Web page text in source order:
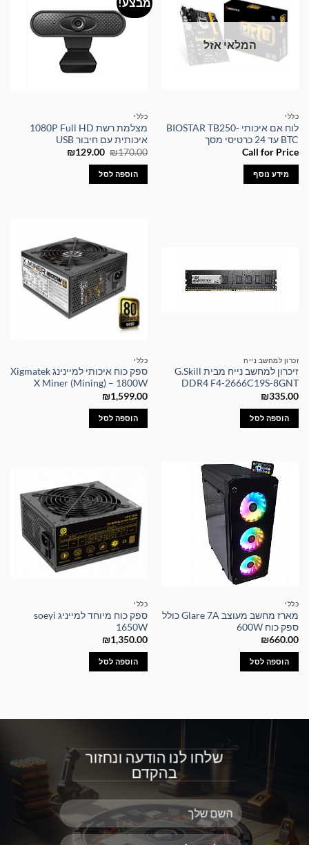
המלאי אזל
כללי
לוח אם איכותי BIOSTAR TB250-
BTC עד 24 כרטיסי מסך
Call for Price
מידע נוסף
כללי
מצלמת רשת 1080P Full HD
איכותית עם חיבור USB
₪170.00
המחיר
היה:
₪170.00.
₪129.00
המחיר
הוספה לסל
זכרון למחשב נייח
זיכרון למחשב נייח מבית G.Skill
DDR4 F4-2666C19S-8GNT
₪335.00
הוספה לסל
כללי
ספק כוח איכותי למיינינג Xigmatek
X Miner (Mining) – 1800W
₪1,599.00
הוספה לסל
כללי
מארז מחשב מעוצב Glare 7A כולל
ספק כוח 600W
₪660.00
הוספה לסל
כללי
ספק כוח מיוחד למייניג soeyi
1650W
₪1,350.00
הוספה לסל
שלחו לנו הודעה ונחזור
בהקדם